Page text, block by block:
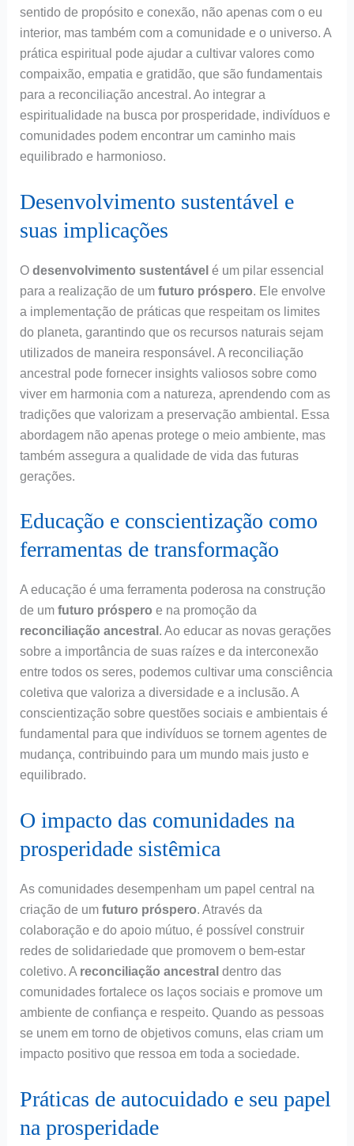
sentido de propósito e conexão, não apenas com o eu
interior, mas também com a comunidade e o universo. A
prática espiritual pode ajudar a cultivar valores como
compaixão, empatia e gratidão, que são fundamentais
para a reconciliação ancestral. Ao integrar a
espiritualidade na busca por prosperidade, indivíduos e
comunidades podem encontrar um caminho mais
equilibrado e harmonioso.
Desenvolvimento sustentável e
suas implicações
O desenvolvimento sustentável é um pilar essencial
para a realização de um futuro próspero. Ele envolve
a implementação de práticas que respeitam os limites
do planeta, garantindo que os recursos naturais sejam
utilizados de maneira responsável. A reconciliação
ancestral pode fornecer insights valiosos sobre como
viver em harmonia com a natureza, aprendendo com as
tradições que valorizam a preservação ambiental. Essa
abordagem não apenas protege o meio ambiente, mas
também assegura a qualidade de vida das futuras
gerações.
Educação e conscientização como
ferramentas de transformação
A educação é uma ferramenta poderosa na construção
de um futuro próspero e na promoção da
reconciliação ancestral . Ao educar as novas gerações
sobre a importância de suas raízes e da interconexão
entre todos os seres, podemos cultivar uma consciência
coletiva que valoriza a diversidade e a inclusão. A
conscientização sobre questões sociais e ambientais é
fundamental para que indivíduos se tornem agentes de
mudança, contribuindo para um mundo mais justo e
equilibrado.
O impacto das comunidades na
prosperidade sistêmica
As comunidades desempenham um papel central na
criação de um futuro próspero. Através da
colaboração e do apoio mútuo, é possível construir
redes de solidariedade que promovem o bem-estar
coletivo. A reconciliação ancestral dentro das
comunidades fortalece os laços sociais e promove um
ambiente de confiança e respeito. Quando as pessoas
se unem em torno de objetivos comuns, elas criam um
impacto positivo que ressoa em toda a sociedade.
Práticas de autocuidado e seu papel
na prosperidade